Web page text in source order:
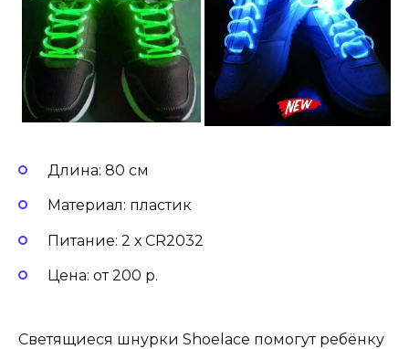
Длина: 80 см
Материал: пластик
Питание: 2 х CR2032
Цена: от 200 р.
Светящиеся шнурки Shoelace помогут ребёнку